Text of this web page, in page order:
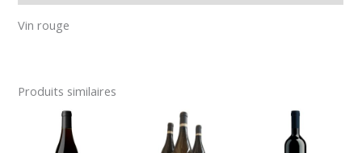
Vin rouge
Produits similaires